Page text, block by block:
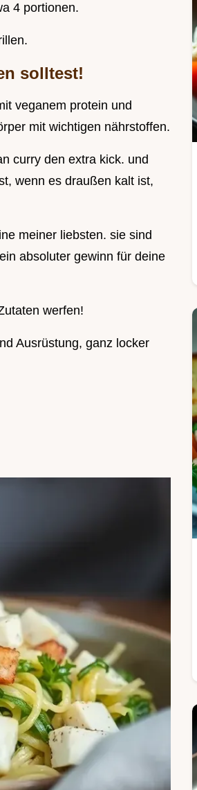
4 portionen.
solltest!
veganem protein und
mit wichtigen nährstoffen.
curry den extra kick. und
wenn es draußen kalt ist,
meiner liebsten. sie sind
absoluter gewinn für deine
werfen!
Ausrüstung, ganz locker